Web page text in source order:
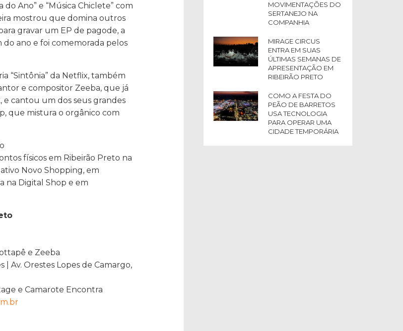
Ano” e “Música Chiclete” com
mostrou que domina outros
gravar um EP de pagode, a
ano e foi comemorada pelos
“Sintônia” da Netflix, também
e compositor Zeeba, que já
e cantou um dos seus grandes
que mistura o orgânico com
físicos em Ribeirão Preto na
Novo Shopping, em
na Digital Shop e em
e Zeeba
Av. Orestes Lopes de Camargo,
e Camarote Encontra
MOVIMENTAÇÕES DO
SERTANEJO NA
COMPANHIA
MIRAGE CIRCUS
ENTRA EM SUAS
ÚLTIMAS SEMANAS DE
APRESENTAÇÃO EM
RIBEIRÃO PRETO
COMO A FESTA DO
PEÃO DE BARRETOS
USA TECNOLOGIA
PARA OPERAR UMA
CIDADE TEMPORÁRIA